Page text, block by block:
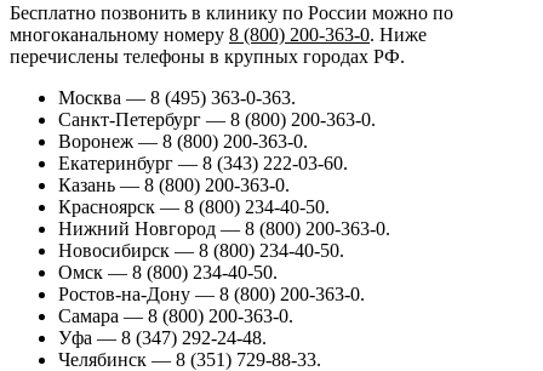
Бесплатно позвонить в клинику по России можно по
многоканальному номеру 8 (800) 200-363-0. Ниже
перечислены телефоны в крупных городах РФ.
Москва — 8 (495) 363-0-363.
Санкт-Петербург — 8 (800) 200-363-0.
Воронеж — 8 (800) 200-363-0.
Екатеринбург — 8 (343) 222-03-60.
Казань — 8 (800) 200-363-0.
Красноярск — 8 (800) 234-40-50.
Нижний Новгород — 8 (800) 200-363-0.
Новосибирск — 8 (800) 234-40-50.
Омск — 8 (800) 234-40-50.
Ростов-на-Дону — 8 (800) 200-363-0.
Самара — 8 (800) 200-363-0.
Уфа — 8 (347) 292-24-48.
Челябинск — 8 (351) 729-88-33.